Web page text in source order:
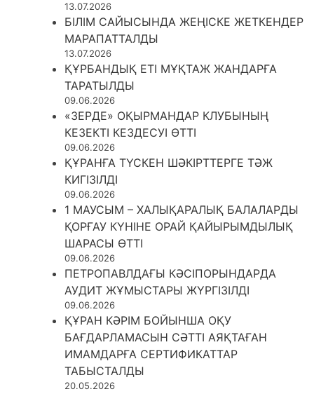
13.07.2026
БІЛІМ САЙЫСЫНДА ЖЕҢІСКЕ ЖЕТКЕНДЕР
МАРАПАТТАЛДЫ
13.07.2026
ҚҰРБАНДЫҚ ЕТІ МҰҚТАЖ ЖАНДАРҒА
ТАРАТЫЛДЫ
09.06.2026
«ЗЕРДЕ» ОҚЫРМАНДАР КЛУБЫНЫҢ
КЕЗЕКТІ КЕЗДЕСУІ ӨТТІ
09.06.2026
ҚҰРАНҒА ТҮСКЕН ШӘКІРТТЕРГЕ ТӘЖ
КИГІЗІЛДІ
09.06.2026
1 МАУСЫМ – ХАЛЫҚАРАЛЫҚ БАЛАЛАРДЫ
ҚОРҒАУ КҮНІНЕ ОРАЙ ҚАЙЫРЫМДЫЛЫҚ
ШАРАСЫ ӨТТІ
09.06.2026
ПЕТРОПАВЛДАҒЫ КӘСІПОРЫНДАРДА
АУДИТ ЖҰМЫСТАРЫ ЖҮРГІЗІЛДІ
09.06.2026
ҚҰРАН КӘРІМ БОЙЫНША ОҚУ
БАҒДАРЛАМАСЫН СӘТТІ АЯҚТАҒАН
ИМАМДАРҒА СЕРТИФИКАТТАР
ТАБЫСТАЛДЫ
20.05.2026